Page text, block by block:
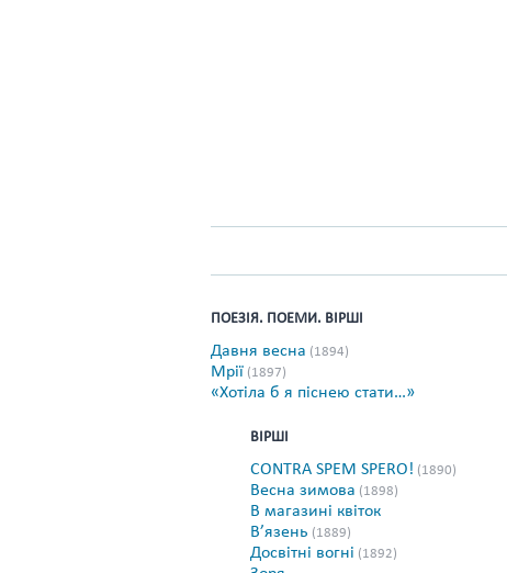
ПОЕЗІЯ. ПОЕМИ. ВІРШІ
Давня весна (1894)
Мрії (1897)
«Хотіла б я піснею стати…»
ВІРШІ
CONTRA SPEM SPERO! (1890)
Весна зимова (1898)
В магазині квіток
В’язень (1889)
Досвітні вогні (1892)